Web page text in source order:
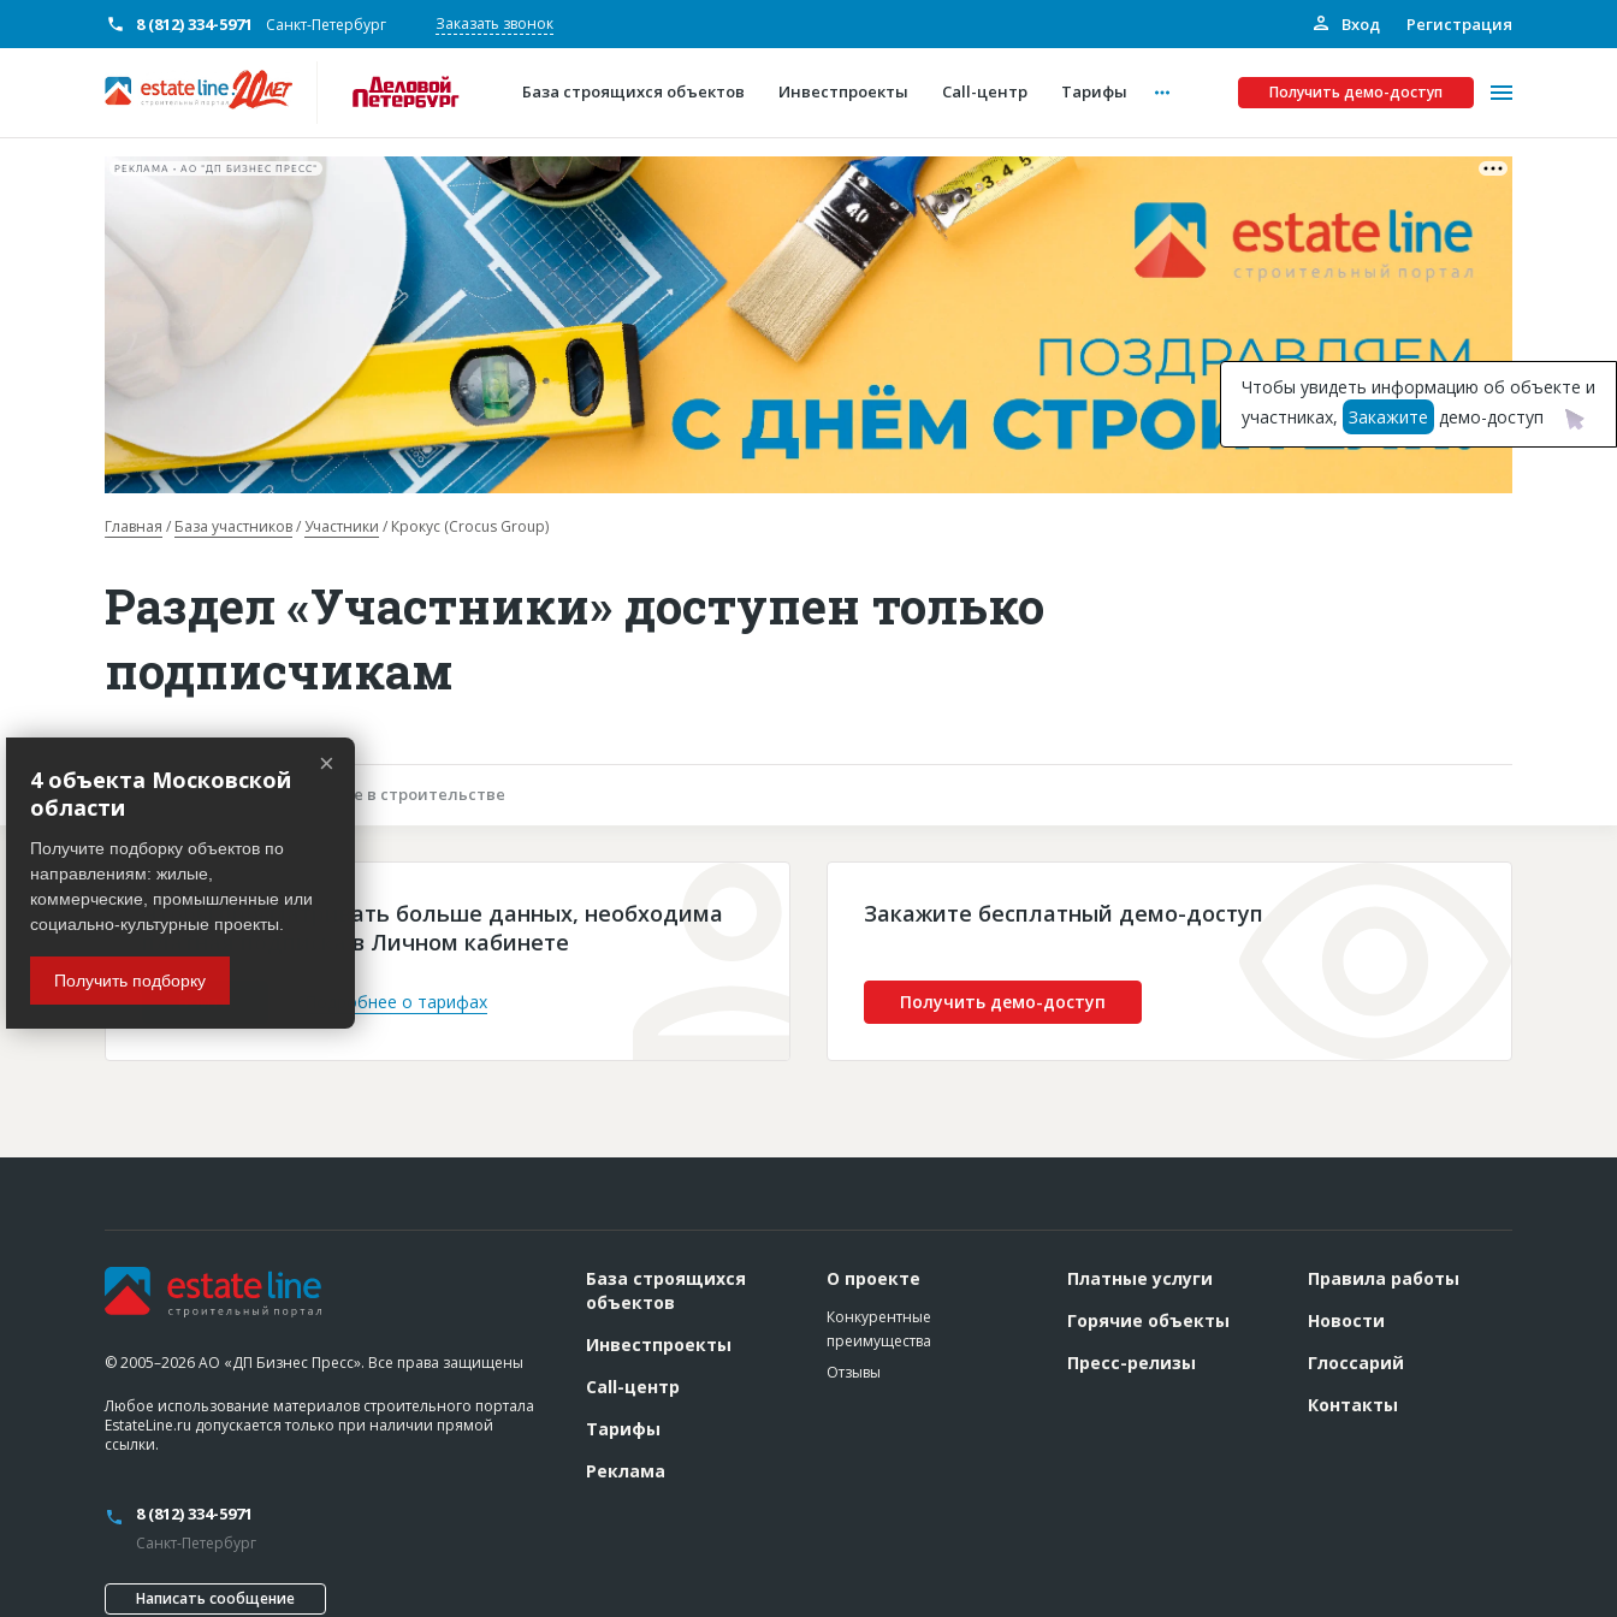
8 (812) 334-5971 Санкт-Петербург Заказать звонок Вход Регистрация
База строящихся объектов Инвестпроекты Call-центр Тарифы Получить демо-доступ
О проекте
Конкурентные преимущества
Горячие объекты
Глоссарий
Платные услуги
Рекламодателям
Инвестпроекты
Подписка на Базу
РЕКЛАМА • АО "ДП БИЗНЕС ПРЕСС"
Главная База участников Участники Крокус (Crocus Group)
Раздел «Участники» доступен только
подписчикам
Описание объекта Участие в строительстве
Чтобы просматривать больше данных, необходима
платная подписка в Личном кабинете
Войти Подробнее о тарифах
Закажите бесплатный демо-доступ
Получить демо-доступ
Чтобы увидеть информацию об объекте и
участниках, Закажите демо-доступ
© 2005–2026 АО «ДП Бизнес Пресс». Все права защищены
Любое использование материалов строительного портала
EstateLine.ru допускается только при наличии прямой
ссылки.
8 (812) 334-5971
Санкт-Петербург
Написать сообщение
База строящихся
объектов
Инвестпроекты
Call-центр
Тарифы
Реклама
О проекте
Конкурентные
преимущества
Отзывы
Платные услуги
Горячие объекты
Пресс-релизы
Правила работы
Новости
Глоссарий
Контакты
×
4 объекта Московской
области
Получите подборку объектов по
направлениям: жилые,
коммерческие, промышленные или
социально-культурные проекты.
Получить подборку